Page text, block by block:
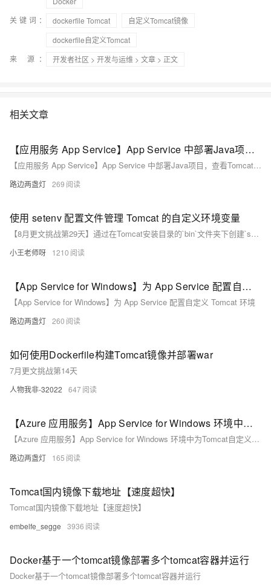
关键词：
dockerfile Tomcat
自定义Tomcat镜像
dockerfile自定义Tomcat
来 源：
开发者社区 > 开发与运维 > 文章 > 正文
相关文章
【应用服务 App Service】App Service 中部署Java项目，查看Tomcat配置及上传自定义版本
【应用服务 App Service】App Service 中部署Java项目，查看Tomcat配置及上传自定义版本
路边两盏灯 269
使用 setenv 配置文件管理 Tomcat 的自定义环境变量
【8月更文挑战第29天】通过在Tomcat安装目录的`bin`文件夹下创建`setenv.sh`或`setenv.bat`文件，可以轻松管理Tomcat的自定义环境变量。针对Linux/macOS系统，需编辑`setenv.sh`文件，如`export MY_CUSTOM_VAR=&quot;my custom value&quot;`；而在Windows系统中，则编辑`setenv.bat`，如`set MY_CUSTOM_VAR=my custom value`。
小王老师呀 1210
【App Service for Windows】为 App Service 配置自定义 Tomcat 环境
【App Service for Windows】为 App Service 配置自定义 Tomcat 环境
路边两盏灯 260
如何使用Dockerfile构建Tomcat镜像并部署war
7月更文挑战第14天
人物我非-32022 647
【Azure 应用服务】App Service for Windows 环境中为Tomcat自定义4xx/5xx页面
【Azure 应用服务】App Service for Windows 环境中为Tomcat自定义4xx/5xx页面
路边两盏灯 165
Tomcat国内镜像下载地址【速度超快】
Tomcat国内镜像下载地址【速度超快】
embelfe_segge 3936
Docker基于一个tomcat镜像部署多个tomcat容器并运行
Docker基于一个tomcat镜像部署多个tomcat容器并运行